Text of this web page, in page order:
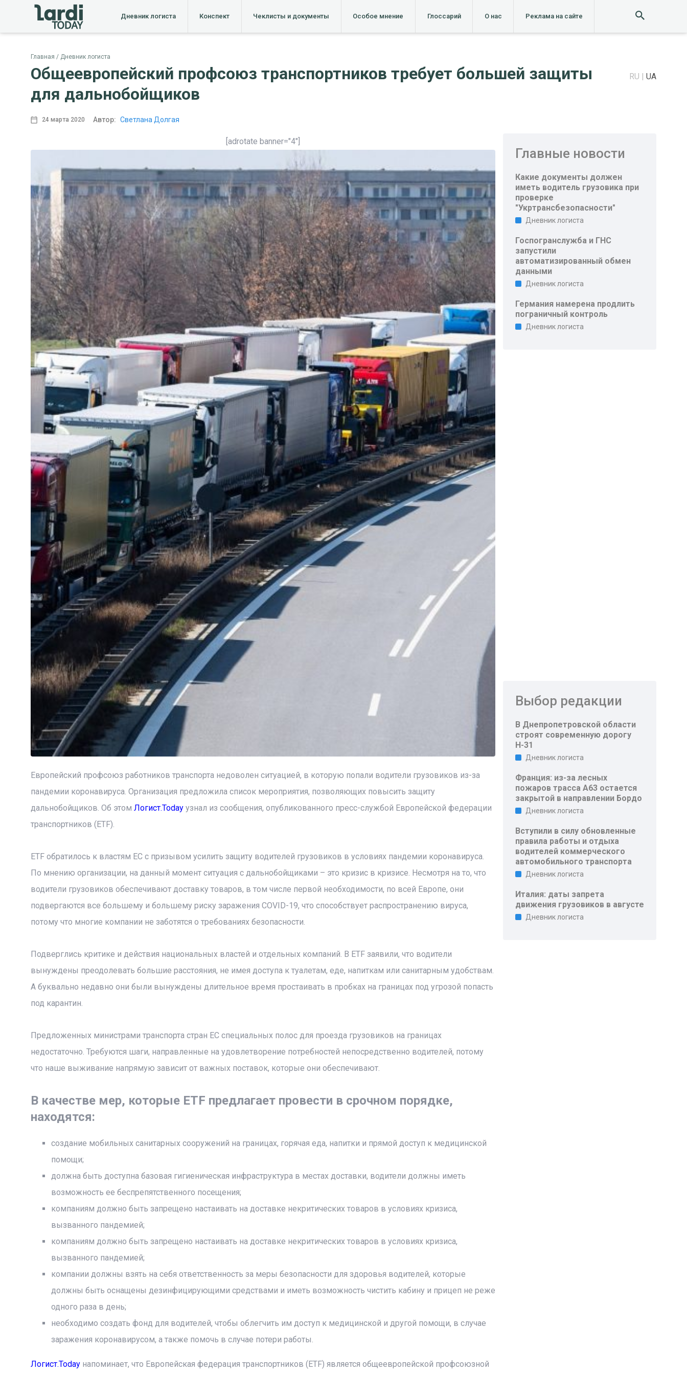
Дневник логиста Конспект Чеклисты и документы Особое мнение Глоссарий О нас Реклама на сайте
Главная Дневник логиста
Общеевропейский профсоюз транспортников требует большей защиты
для дальнобойщиков
RU UA
24 марта 2020 Автор: Светлана Долгая
[adrotate banner="4"]
Европейский профсоюз работников транспорта недоволен ситуацией, в которую попали водители грузовиков из-за
пандемии коронавируса. Организация предложила список мероприятия, позволяющих повысить защиту
дальнобойщиков. Об этом Логист.Todayузнал из сообщения, опубликованного пресс-службой Европейской федерации
транспортников (ETF).
ETF обратилось к властям ЕС с призывом усилить защиту водителей грузовиков в условиях пандемии коронавируса.
По мнению организации, на данный момент ситуация с дальнобойщиками – это кризис в кризисе. Несмотря на то, что
водители грузовиков обеспечивают доставку товаров, в том числе первой необходимости, по всей Европе, они
подвергаются все большему и большему риску заражения COVID-19, что способствует распространению вируса,
потому что многие компании не заботятся о требованиях безопасности.
Подверглись критике и действия национальных властей и отдельных компаний. В ETF заявили, что водители
вынуждены преодолевать большие расстояния, не имея доступа к туалетам, еде, напиткам или санитарным удобствам.
А буквально недавно они были вынуждены длительное время простаивать в пробках на границах под угрозой попасть
под карантин.
Предложенных министрами транспорта стран ЕС специальных полос для проезда грузовиков на границах
недостаточно. Требуются шаги, направленные на удовлетворение потребностей непосредственно водителей, потому
что наше выживание напрямую зависит от важных поставок, которые они обеспечивают.
В качестве мер, которые ETF предлагает провести в срочном порядке,
находятся:
создание мобильных санитарных сооружений на границах, горячая еда, напитки и прямой доступ к медицинской
помощи;
должна быть доступна базовая гигиеническая инфраструктура в местах доставки, водители должны иметь
возможность ее беспрепятственного посещения;
компаниям должно быть запрещено настаивать на доставке некритических товаров в условиях кризиса,
вызванного пандемией;
компаниям должно быть запрещено настаивать на доставке некритических товаров в условиях кризиса,
вызванного пандемией;
компании должны взять на себя ответственность за меры безопасности для здоровья водителей, которые
должны быть оснащены дезинфицирующими средствами и иметь возможность чистить кабину и прицеп не реже
одного раза в день;
необходимо создать фонд для водителей, чтобы облегчить им доступ к медицинской и другой помощи, в случае
заражения коронавирусом, а также помочь в случае потери работы.
Логист.Todayнапоминает, что Европейская федерация транспортников (ETF) является общеевропейской профсоюзной
Главные новости
Какие документы должен
иметь водитель грузовика при
проверке
"Укртрансбезопасности"
Дневник логиста
Госпогранслужба и ГНС
запустили
автоматизированный обмен
данными
Дневник логиста
Германия намерена продлить
пограничный контроль
Дневник логиста
Выбор редакции
В Днепропетровской области
строят современную дорогу
Н-31
Дневник логиста
Франция: из-за лесных
пожаров трасса A63 остается
закрытой в направлении Бордо
Дневник логиста
Вступили в силу обновленные
правила работы и отдыха
водителей коммерческого
автомобильного транспорта
Дневник логиста
Италия: даты запрета
движения грузовиков в августе
Дневник логиста